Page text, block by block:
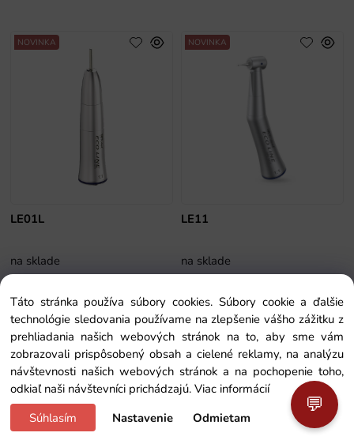
LE01L
NOVINKA
na sklade
LE11
NOVINKA
na sklade
NOVINKA NOVINKA
Táto stránka používa súbory cookies. Súbory cookie a ďalšie
technológie sledovania používame na zlepšenie vášho zážitku z
prehliadania našich webových stránok na to, aby sme vám
zobrazovali prispôsobený obsah a cielené reklamy, na analýzu
návštevnosti našich webových stránok a na pochopenie toho,
odkiaľ naši návštevníci prichádzajú. Viac informácií
Súhlasím
Nastavenie Odmietam
💬